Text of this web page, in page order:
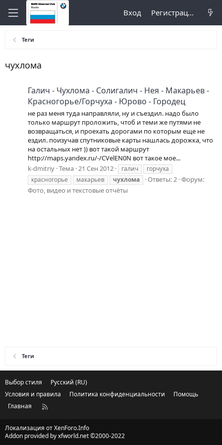
Вход Регистрация
Теги
чухлома
Галич - Чухлома - Солигалич - Нея - Макарьев -
Красногорье/Горчуха - Юрово - Городец
не раз меня туда направляли, ну и съездил. надо было
только маршрут проложить, чтоб и теми же путями не
возвращаться, и проехать дорогами по которым еще не
ездил. поизучав спутниковые карты нашлась дорожка, что
на остальных нет )) вот такой маршрут
http://maps.yandex.ru/-/CVelEN0N вот такое мое...
k-dmitriy Тема 21 Сен 2012 галич
горчуха
красногорье
макарьев чухлома Ответы: 2 Форум:
Фото, видео и текстовые отчёты
Теги
Выбор стиля
Русский (RU)
Условия и правила
Политика конфиденциальности
Помощь
Главная
R
Локализация отXenForo.Info
Addon provided by xfworld.net ©2000-2022